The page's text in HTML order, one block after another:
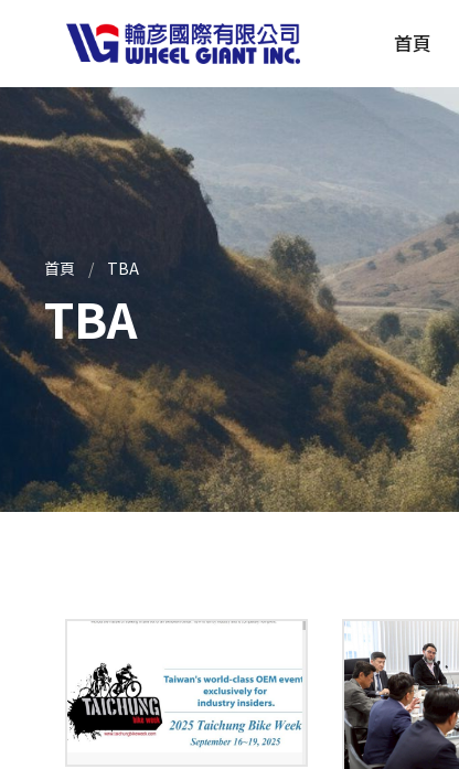
首頁
產品採購指南 TBS
全球電動自行車專刊 EBS
首頁 TBA
TBA